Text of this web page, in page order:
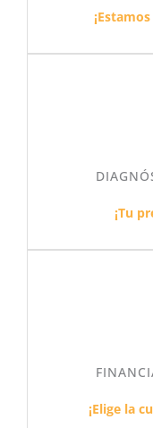
¡Tu
¡Elige la